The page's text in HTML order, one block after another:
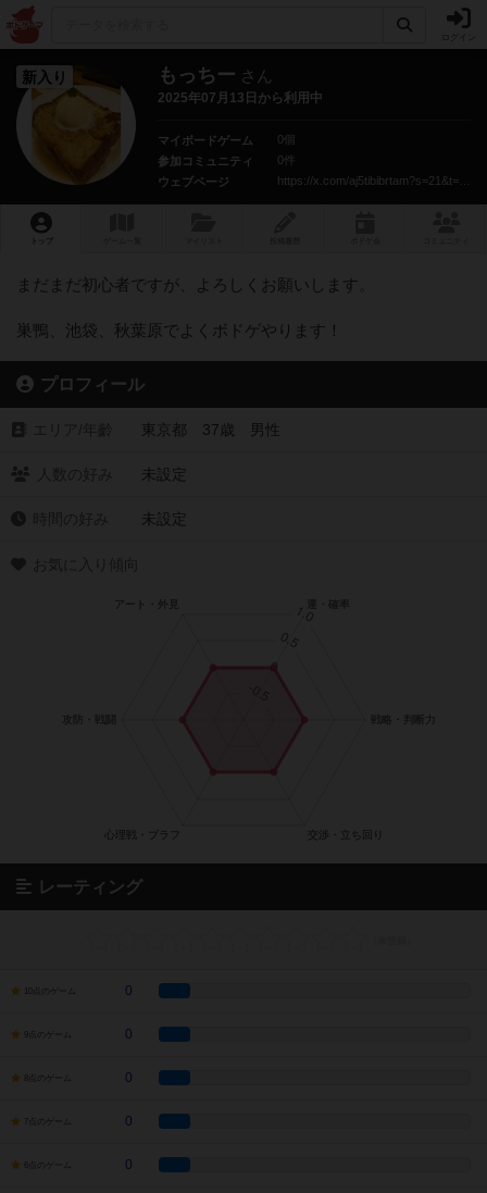
新入り もっちー さん
2025年07月13日から利用中
マイボードゲーム
0個
参加コミュニティ
0件
ウェブページ
トップ
まだまだ初心者ですが、よろしくお願いします。
巣鴨、池袋、秋葉原でよくボドゲやります！
プロフィール
東京都 37歳 男性
未設定
未設定
レーティング
10点のゲーム 0
9点のゲーム 0
8点のゲーム 0
7点のゲーム 0
6点のゲーム 0